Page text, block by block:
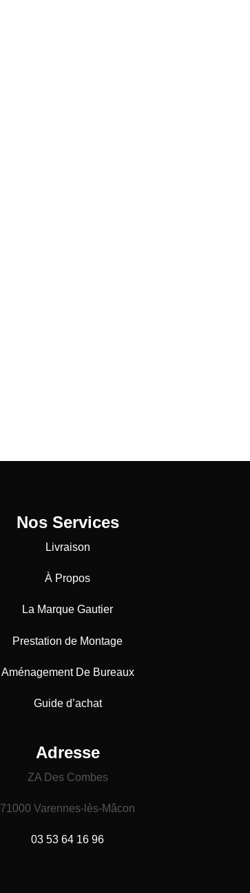
Nos Services
Livraison
À Propos
La Marque Gautier
Prestation de Montage
Aménagement De Bureaux
Guide d’achat
Adresse
ZA Des Combes
71000 Varennes-lès-Mâcon
03 53 64 16 96